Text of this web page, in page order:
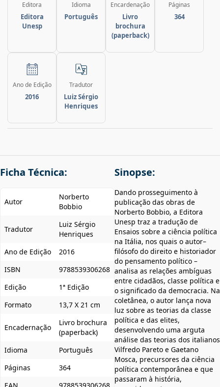
Editora
Editora
Unesp
Idioma
Português
Encardenação
Livro
brochura
(paperback)
Páginas
364
Ano de Edição
2016
Tradutor
Luiz Sérgio
Henriques
Ficha Técnica:
Autor
Norberto
Bobbio
Tradutor
Luiz Sérgio
Henriques
Ano de Edição
2016
ISBN
9788539306268
Edição
1ª Edição
Formato
13,7 X 21 cm
Encadernação
Livro brochura
(paperback)
Idioma
Português
Páginas
364
Sinopse:
Dando prosseguimento à
publicação das obras de
Norberto Bobbio, a Editora
Unesp traz a tradução de
Ensaios sobre a ciência política
na Itália, nos quais o autor–
filósofo do direito e historiador
do pensamento político –
analisa as relações ambíguas
entre cidadãos, classe política e
o significado da democracia. Na
coletânea, o autor lança nova
luz sobre as teorias da classe
política e das elites,
desenvolvendo uma arguta
análise das teorias dos italianos
Vilfredo Pareto e Gaetano
Mosca, precursores da ciência
política contemporânea e que
passaram à história,